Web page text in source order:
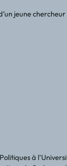
jeune
à